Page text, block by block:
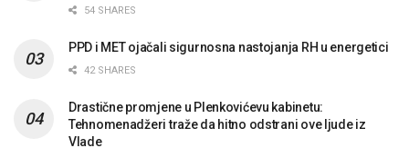
54 SHARES
PPD i MET ojačali sigurnosna nastojanja RH u energetici
42 SHARES
Drastične promjene u Plenkovićevu kabinetu:
Tehnomenadžeri traže da hitno odstrani ove ljude iz
Vlade